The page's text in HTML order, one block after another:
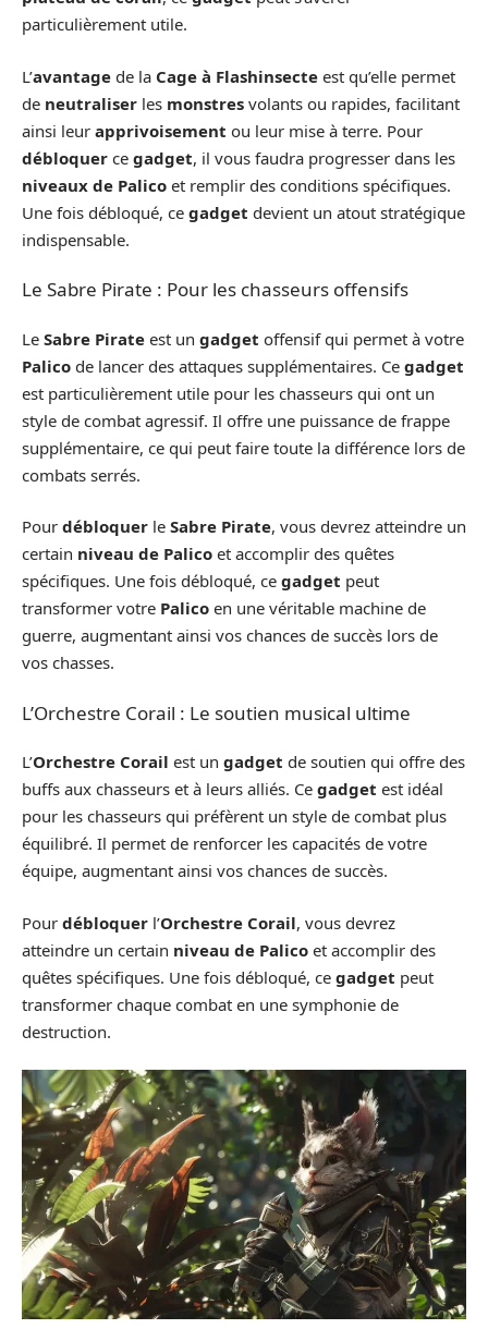
particulièrement utile.
L’avantage de la Cage à Flashinsecte est qu’elle permet
de neutraliser les monstres volants ou rapides, facilitant
ainsi leur apprivoisement ou leur mise à terre. Pour
débloquer ce gadget, il vous faudra progresser dans les
niveaux de Palico et remplir des conditions spécifiques.
Une fois débloqué, ce gadget devient un atout stratégique
indispensable.
Le Sabre Pirate : Pour les chasseurs offensifs
Le Sabre Pirate est un gadget offensif qui permet à votre
Palico de lancer des attaques supplémentaires. Ce gadget
est particulièrement utile pour les chasseurs qui ont un
style de combat agressif. Il offre une puissance de frappe
supplémentaire, ce qui peut faire toute la différence lors de
combats serrés.
Pour débloquer le Sabre Pirate, vous devrez atteindre un
certain niveau de Palico et accomplir des quêtes
spécifiques. Une fois débloqué, ce gadget peut
transformer votre Palico en une véritable machine de
guerre, augmentant ainsi vos chances de succès lors de
vos chasses.
L’Orchestre Corail : Le soutien musical ultime
L’Orchestre Corail est un gadget de soutien qui offre des
buffs aux chasseurs et à leurs alliés. Ce gadget est idéal
pour les chasseurs qui préfèrent un style de combat plus
équilibré. Il permet de renforcer les capacités de votre
équipe, augmentant ainsi vos chances de succès.
Pour débloquer l’Orchestre Corail, vous devrez
atteindre un certain niveau de Palico et accomplir des
quêtes spécifiques. Une fois débloqué, ce gadget peut
transformer chaque combat en une symphonie de
destruction.